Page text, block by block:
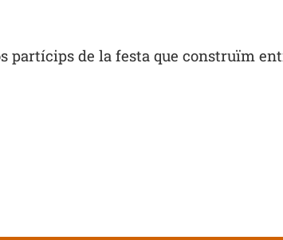
de la festa que construïm